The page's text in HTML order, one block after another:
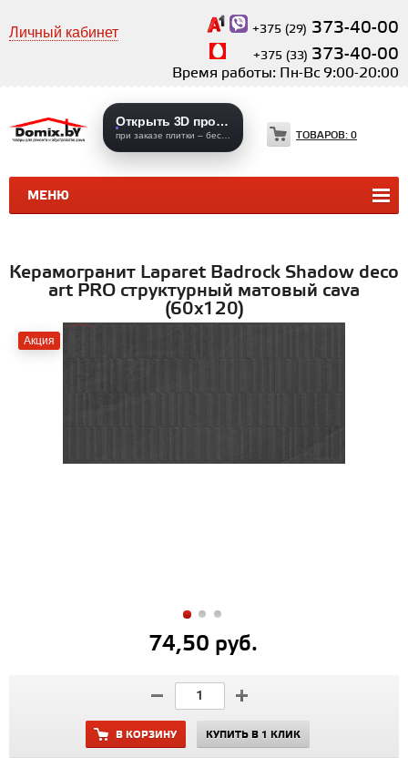
Личный кабинет +375 (29) 373-40-00
+375 (33) 373-40-00
Время работы: Пн-Вс 9:00-20:00
МЕНЮ
Открыть 3D проекты
ТОВАРОВ: 0
КЕРАМИЧЕСКАЯ ПЛИТКА
Керамогранит Laparet Badrock Shadow deco
art PRO структурный матовый cava
(60х120)
Акция
74,50 руб.
В КОРЗИНУ КУПИТЬ В 1 КЛИК